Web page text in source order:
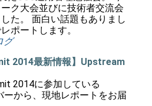
ク大会並びに技術者交流会
た。 面白い話題もありまし
ポートします。
グ
2014最新情報】Upstream
2014に参加している
から、現地レポートをお届